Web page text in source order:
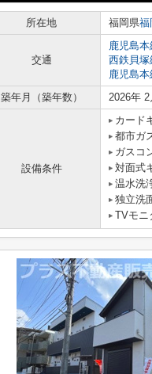
所在地 福岡県福
交通
鹿児島本
西鉄貝塚
鹿児島本
築年月（築年数）
2026年
設備条件
カード
都市ガ
ガスコ
対面式
温水洗
独立洗
TVモニ